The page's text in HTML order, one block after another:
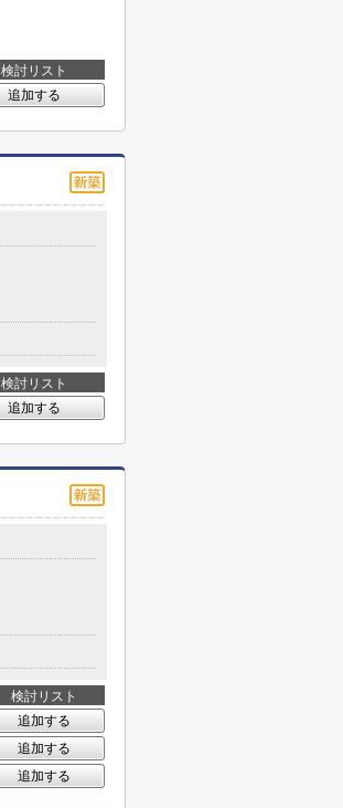
検討リスト
追加する
検討リスト
追加する
検討リスト
追加する
追加する
追加する